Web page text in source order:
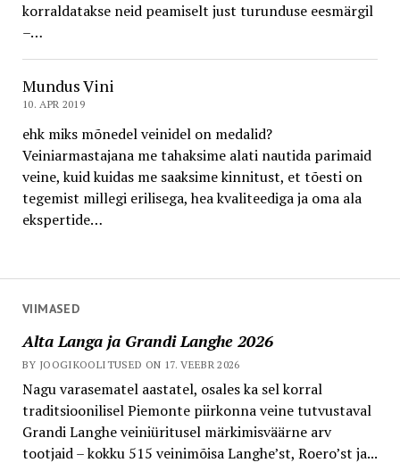
VIIMASED
Alta Langa ja Grandi Langhe 2026
BY JOOGIKOOLITUSED ON 17. VEEBR 2026
Nagu varasematel aastatel, osales ka sel korral
traditsioonilisel Piemonte piirkonna veine tutvustaval
Grandi Langhe veiniüritusel märkimisväärne arv
tootjaid – kokku 515 veinimõisa Langhe’st, Roero’st ja...
korraldatakse neid peamiselt just turunduse eesmärgil
–…
Mundus Vini
10. APR 2019
ehk miks mõnedel veinidel on medalid?
Veiniarmastajana me tahaksime alati nautida parimaid
veine, kuid kuidas me saaksime kinnitust, et tõesti on
tegemist millegi erilisega, hea kvaliteediga ja oma ala
ekspertide…